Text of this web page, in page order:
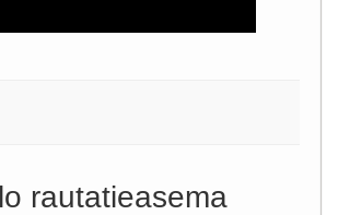
rautatieasema